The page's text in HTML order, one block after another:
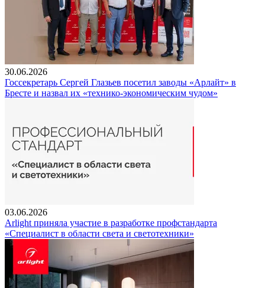
30.06.2026
Госсекретарь Сергей Глазьев посетил заводы «Арлайт» в
Бресте и назвал их «технико-экономическим чудом»
03.06.2026
Arlight приняла участие в разработке профстандарта
«Специалист в области света и светотехники»